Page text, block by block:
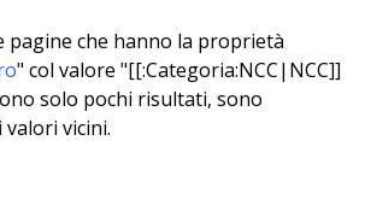
pagine che hanno la proprietà
" col valore "[[:Categoria:NCC|NCC]]
solo pochi risultati, sono
vicini.